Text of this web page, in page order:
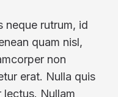
neque rutrum, id
quam nisl,
non
erat. Nulla quis
Nullam